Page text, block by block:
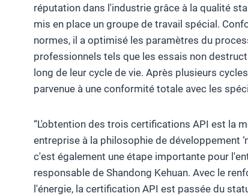
réputation dans l'industrie grâce à la qualité
mis en place un groupe de travail spécial.
normes, il a optimisé les paramètres du
professionnels tels que les essais non
long de leur cycle de vie. Après plusieurs
parvenue à une conformité totale avec les
“L'obtention des trois certifications API est la
entreprise à la philosophie de développement
c'est également une étape importante pour
responsable de Shandong Kehuan. Avec le
l'énergie, la certification API est passée du